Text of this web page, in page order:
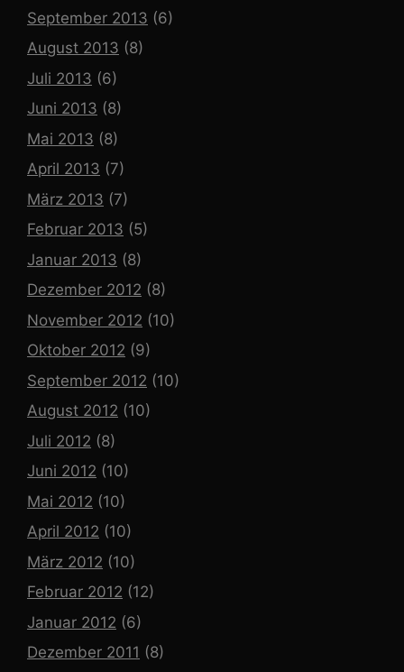
September 2013 (6)
August 2013 (8)
Juli 2013 (6)
Juni 2013 (8)
Mai 2013 (8)
April 2013 (7)
März 2013 (7)
Februar 2013 (5)
Januar 2013 (8)
Dezember 2012 (8)
November 2012 (10)
Oktober 2012 (9)
September 2012 (10)
August 2012 (10)
Juli 2012 (8)
Juni 2012 (10)
Mai 2012 (10)
April 2012 (10)
März 2012 (10)
Februar 2012 (12)
Januar 2012 (6)
Dezember 2011 (8)